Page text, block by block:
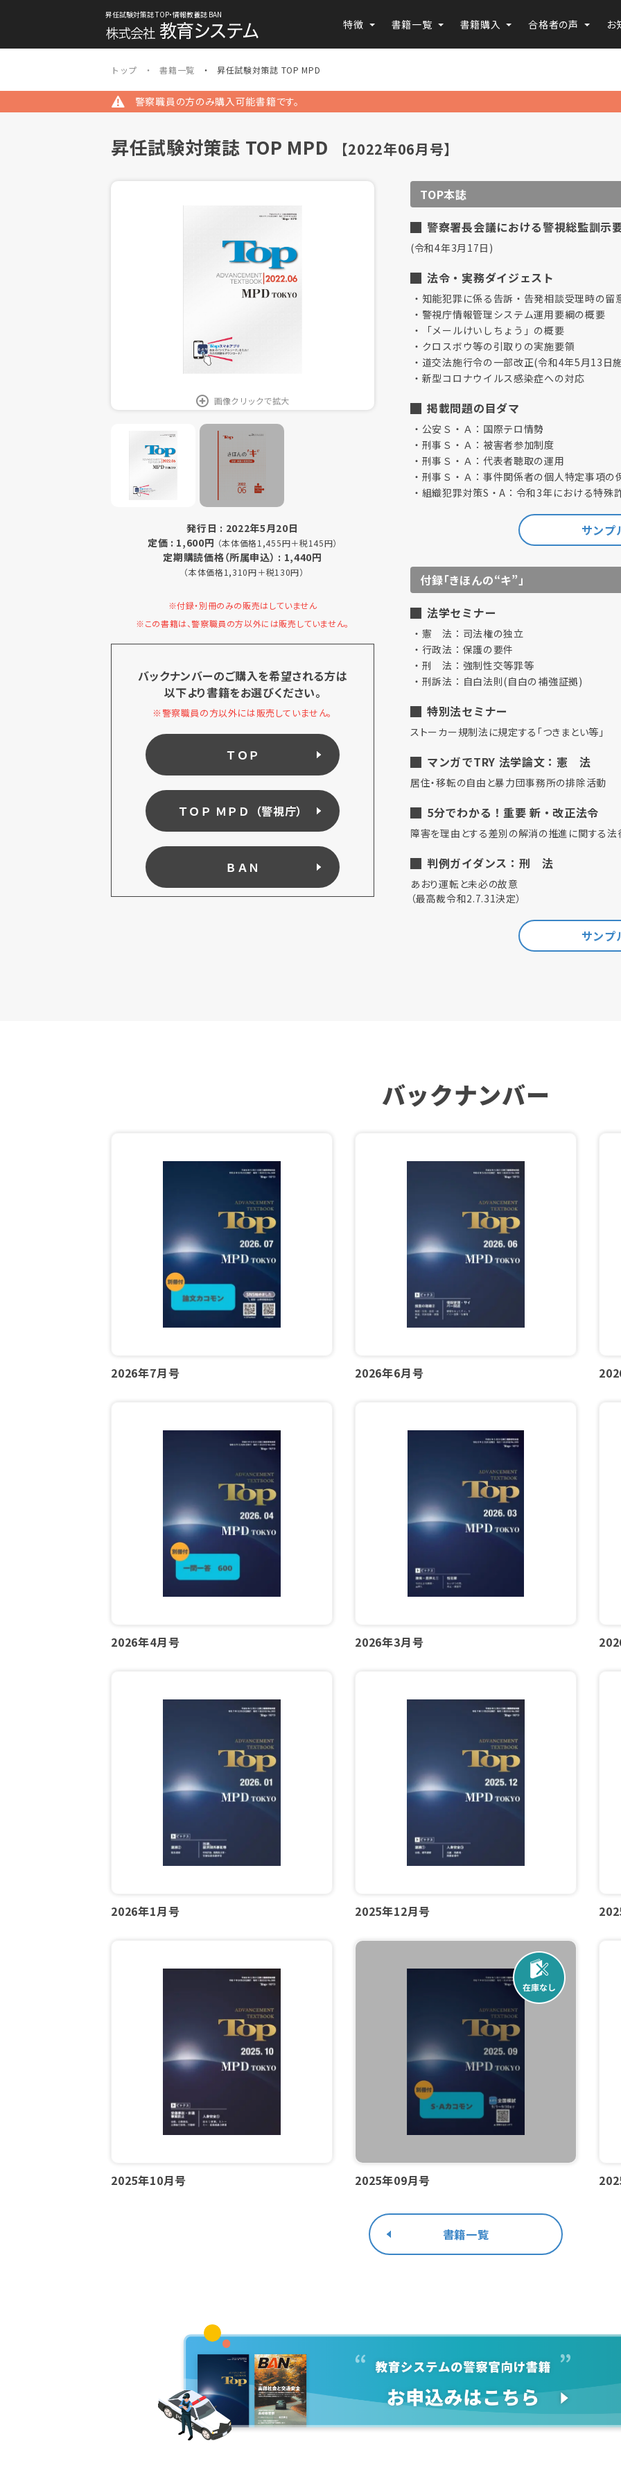
昇任試験対策誌 TOP・情報教養誌 BAN
特徴 書籍一覧 書籍購入 合格者の声 お
トップ 書籍一覧 昇任試験対策誌 TOP MPD
警察職員の方のみ購入可能書籍です。
昇任試験対策誌 TOP MPD 【2022年06月号】
画像クリックで拡大
発行日 : 2022年5月20日
定価 : 1,600円 （本体価格1,455円＋税145円）
定期購読価格（所属申込） : 1,440円
（本体価格1,310円＋税130円）
※付録・別冊のみの販売はしていません
※この書籍は、警察職員の方以外には販売していません。
バックナンバーのご購入を希望される方は
以下より書籍をお選びください。
※警察職員の方以外には販売していません。
ＴＯＰ
ＴＯＰ ＭＰＤ（警視庁）
ＢＡＮ
TOP本誌
警察署長会議における警視総監訓示
(令和4年3月17日)
法令・実務ダイジェスト
知能犯罪に係る告訴・告発相談受理時の留
警視庁情報管理システム運用要綱の概要
「メールけいしちょう」の概要
クロスボウ等の引取りの実施要領
道交法施行令の一部改正(令和4年5月13日
新型コロナウイルス感染症への対応
掲載問題の目ダマ
公安Ｓ・Ａ：国際テロ情勢
刑事Ｓ・Ａ：被害者参加制度
刑事Ｓ・Ａ：代表者聴取の運用
刑事Ｓ・Ａ：事件関係者の個人特定事項の
組織犯罪対策S・A：令和3年における特殊
サンプ
付録「きほんの“キ”」
法学セミナー
憲 法：司法権の独立
行政法：保護の要件
刑 法：強制性交等罪等
刑訴法：自白法則(自白の補強証拠)
特別法セミナー
ストーカー規制法に規定する「つきまとい等」
マンガでTRY 法学論文：憲 法
居住・移転の自由と暴力団事務所の排除活動
5分でわかる！重要 新・改正法令
障害を理由とする差別の解消の推進に関する法
判例ガイダンス：刑 法
あおり運転と未必の故意
（最高裁令和2.7.31決定）
サンプ
バックナンバー
2026年7月号 2026年6月号
2026年4月号 2026年3月号
2026年1月号 2025年12月号
2025年10月号 2025年09月号
書籍一覧